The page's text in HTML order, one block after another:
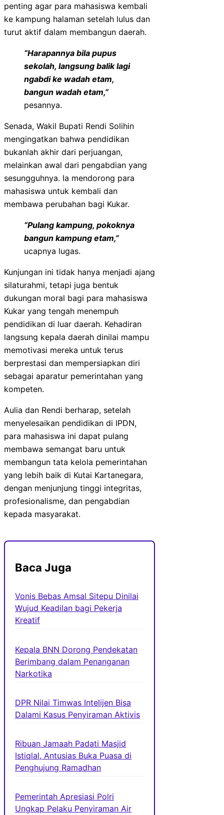
penting agar para mahasiswa kembali
ke kampung halaman setelah lulus dan
turut aktif dalam membangun daerah.
“Harapannya bila pupus
sekolah, langsung balik lagi
ngabdi ke wadah etam,
bangun wadah etam,”
pesannya.
Senada, Wakil Bupati Rendi Solihin
mengingatkan bahwa pendidikan
bukanlah akhir dari perjuangan,
melainkan awal dari pengabdian yang
sesungguhnya. Ia mendorong para
mahasiswa untuk kembali dan
membawa perubahan bagi Kukar.
“Pulang kampung, pokoknya
bangun kampung etam,”
ucapnya lugas.
Kunjungan ini tidak hanya menjadi ajang
silaturahmi, tetapi juga bentuk
dukungan moral bagi para mahasiswa
Kukar yang tengah menempuh
pendidikan di luar daerah. Kehadiran
langsung kepala daerah dinilai mampu
memotivasi mereka untuk terus
berprestasi dan mempersiapkan diri
sebagai aparatur pemerintahan yang
kompeten.
Aulia dan Rendi berharap, setelah
menyelesaikan pendidikan di IPDN,
para mahasiswa ini dapat pulang
membawa semangat baru untuk
membangun tata kelola pemerintahan
yang lebih baik di Kutai Kartanegara,
dengan menjunjung tinggi integritas,
profesionalisme, dan pengabdian
kepada masyarakat.
Baca Juga
Vonis Bebas Amsal Sitepu Dinilai
Wujud Keadilan bagi Pekerja
Kreatif
Kepala BNN Dorong Pendekatan
Berimbang dalam Penanganan
Narkotika
DPR Nilai Timwas Intelijen Bisa
Dalami Kasus Penyiraman Aktivis
Ribuan Jamaah Padati Masjid
Istiqlal, Antusias Buka Puasa di
Penghujung Ramadhan
Pemerintah Apresiasi Polri
Ungkap Pelaku Penyiraman Air